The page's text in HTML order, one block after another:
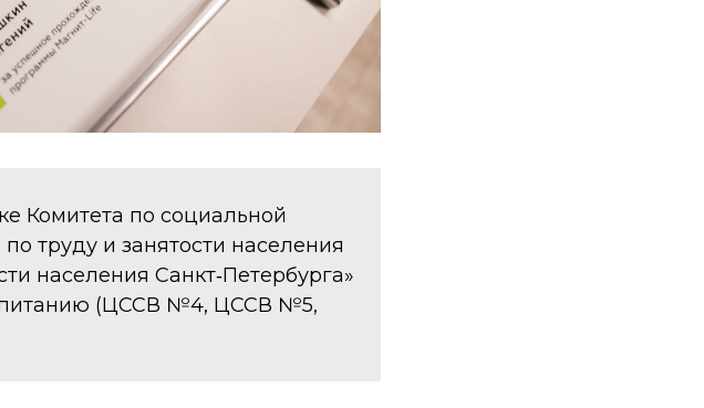
Комитета по социальной
труду и занятости населения
населения Санкт‑Петербурга»
(ЦССВ №4, ЦССВ №5,